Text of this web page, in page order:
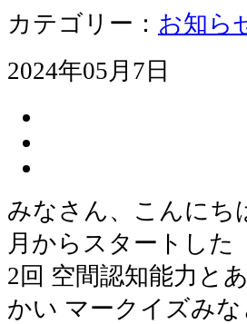
カテゴリー： お知ら
2024年05月7日
みなさん、こんにち
月からスタートした
2回 空間認知能力と
かい マークイズみ